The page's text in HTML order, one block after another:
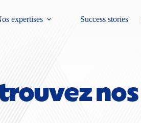
expertises Success stories
nos